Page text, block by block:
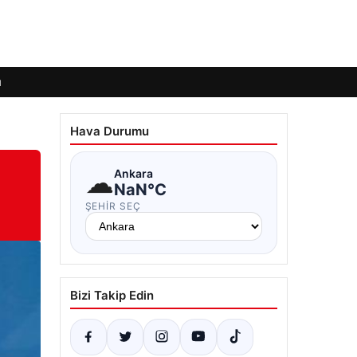
Hava Durumu
☁Ankara
NaN°C
ŞEHIR SEÇ
Bizi Takip Edin